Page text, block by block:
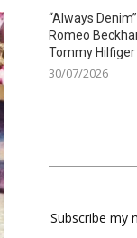
“Always
Romeo
Tommy Hilfiger
30/07/2026
Subscribe my